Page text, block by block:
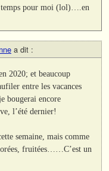
pour moi (lol)….en
a dit :
2020; et beaucoup
entre les vacances
bougerai encore
l’été dernier!
semaine, mais comme
fruitées……C’est un